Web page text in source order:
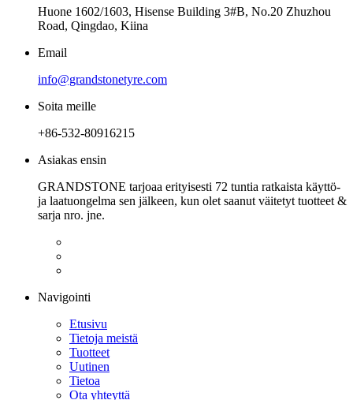
Huone 1602/1603, Hisense Building 3#B, No.20 Zhuzhou
Road, Qingdao, Kiina
Email
info@grandstonetyre.com
Soita meille
+86-532-80916215
Asiakas ensin
GRANDSTONE tarjoaa erityisesti 72 tuntia ratkaista käyttö-
ja laatuongelma sen jälkeen, kun olet saanut väitetyt tuotteet &
sarja nro. jne.
Navigointi
Etusivu
Tietoja meistä
Tuotteet
Uutinen
Tietoa
Ota yhteyttä